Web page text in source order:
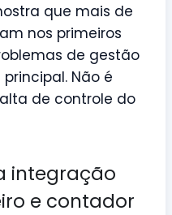
que mais de
nos primeiros
de gestão
Não é
de controle do
integração
e contador